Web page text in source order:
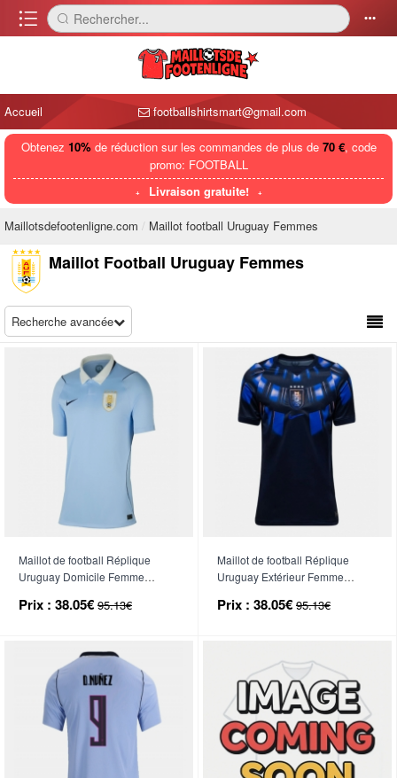
󰈍 󰅼 Rechercher... 󰄒
Accueil footballshirtsmart@gmail.com
Obtenez 10%de réduction sur les commandes de plus de 70 €, code
promo: FOOTBALL
Livraison gratuite!
Maillotsdefootenligne.com Maillot football Uruguay Femmes
Maillot Football Uruguay Femmes
Recherche avancée
Maillot de football Réplique
Uruguay Domicile Femme
Prix : 38.05€ 95.13€
Maillot de football Réplique
Uruguay Extérieur Femme
Prix : 38.05€ 95.13€